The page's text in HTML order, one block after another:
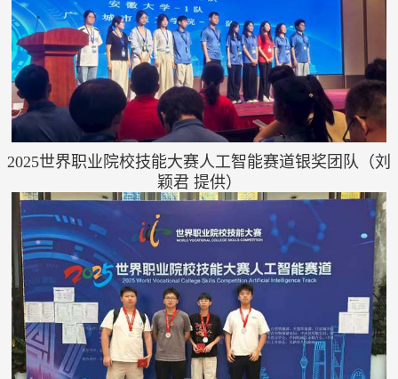
2025世界职业院校技能大赛人工智能赛道银奖团队（刘
颖君 提供）